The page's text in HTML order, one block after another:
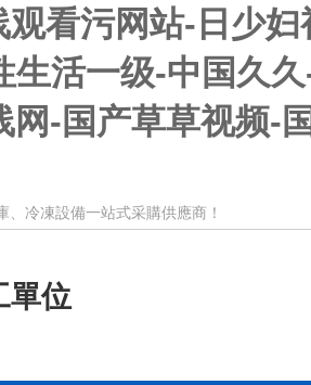
看污网站-日少
活一级-中国久
-国产草草视频-
冷凍設備一站式采購供應商！
單位